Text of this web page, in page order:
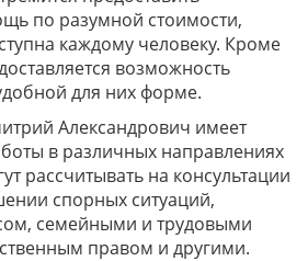
по разумной стоимости,
каждому человеку. Кроме
возможность
для них форме.
Александрович имеет
в различных направлениях
рассчитывать на консультации
спорных ситуаций,
семейными и трудовыми
правом и другими.